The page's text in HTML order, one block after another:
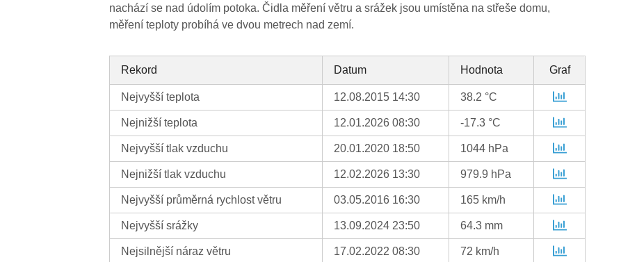
nachází se nad údolím potoka. Čidla měření větru a srážek jsou umístěna na střeše domu,
měření teploty probíhá ve dvou metrech nad zemí.
Rekord Datum Hodnota Graf
Nejvyšší teplota 12.08.2015 14:30 38.2 °C
Nejnižší teplota 12.01.2026 08:30 -17.3 °C
Nejvyšší tlak vzduchu 20.01.2020 18:50 1044 hPa
Nejnižší tlak vzduchu 12.02.2026 13:30 979.9 hPa
Nejvyšší průměrná rychlost větru 03.05.2016 16:30 165 km/h
Nejvyšší srážky 13.09.2024 23:50 64.3 mm
Nejsilnější náraz větru 17.02.2022 08:30 72 km/h